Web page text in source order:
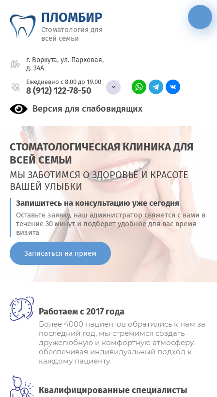
ПЛОМБИР
Стоматология для
всей семьи
г. Воркута, ул. Парковая,
д. 34А
Ежедневно с 8.00 до 19.00
8 (912) 122-78-50
Версия для слабовидящих
СТОМАТОЛОГИЧЕСКАЯ КЛИНИКА ДЛЯ
ВСЕЙ СЕМЬИ
МЫ ЗАБОТИМСЯ О ЗДОРОВЬЕ И КРАСОТЕ
ВАШЕЙ УЛЫБКИ
Запишитесь на консультацию уже сегодня
Оставьте заявку, наш администратор свяжется с вами в
течение 30 минут и подберет удобное для вас время
визита
Записаться на прием
Работаем с 2017 года
Более 4000 пациентов обратились к нам за
последний год, мы стремимся создать
дружелюбную и комфортную атмосферу,
обеспечивая индивидуальный подход к
каждому пациенту.
Квалифицированные специалисты